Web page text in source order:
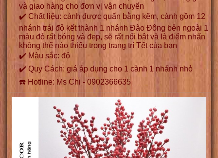
và giao hàng cho đơn vị vận chuyển
✔️ Chất liệu: cành được quấn bằng kẽm, cành gồm 12
nhánh trái đỏ kết thành 1 nhánh Đào Đông bên ngoài 1
màu đỏ rất bóng và đẹp, sẽ rất nổi bật và là điểm nhấn
không thể nào thiếu trong trang trí Tết của bạn
✔️ Màu sắc: đỏ
✔️ Quy Cách: giá áp dụng cho 1 cành 1 nhánh nhỏ
☎️ Hotline: Ms Chi - 0902366635